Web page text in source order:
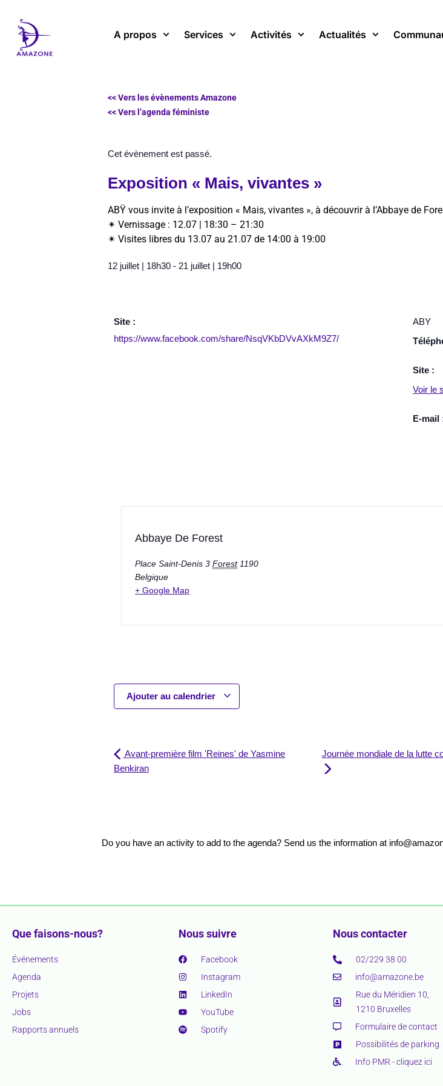
contenu
A propos Services Activités Actualités
<< Vers les évènements Amazone
<< Vers l’agenda féministe
Cet évènement est passé.
Exposition « Mais, vivantes »
ABŸ vous invite à l’exposition « Mais, vivantes », à découvrir à l’Abbaye de
✴︎ Vernissage : 12.07 | 18:30 – 21:30
✴︎ Visites libres du 13.07 au 21.07 de 14:00 à 19:00
12 juillet | 18h30 - 21 juillet | 19h00
Site :
https://www.facebook.com/share/NsqVKbDVvAXkM9Z7/
ABY
Site :
Voir le
E-mail
Abbaye De Forest
Place Saint-Denis 3 Forest 1190
Belgique
+ Google Map
Ajouter au calendrier
Avant-première film 'Reines' de Yasmine
Benkiran
Journée mondiale de la lutte
Do you have an activity to add to the agenda? Send us the information at
Que faisons-nous?
Événements
Agenda
Projets
Jobs
Rapports annuels
Nous suivre
Facebook
Instagram
LinkedIn
YouTube
Spotify
Nous contacter
02/229 38 00
info@amazone.be
Rue du Méridien 10,
1210 Bruxelles
Formulaire de contact
Possibilités de parking
Info PMR - cliquez ici